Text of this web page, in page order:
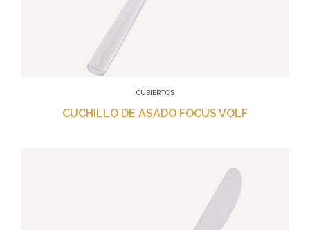
CUBIERTOS
CUCHILLO DE ASADO FOCUS VOLF